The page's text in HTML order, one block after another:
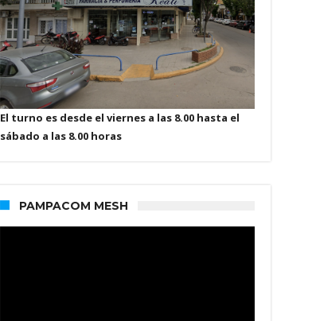
El turno es desde el viernes a las 8.00 hasta el
sábado a las 8.00 horas
PAMPACOM MESH